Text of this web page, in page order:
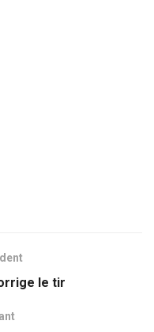
le tir